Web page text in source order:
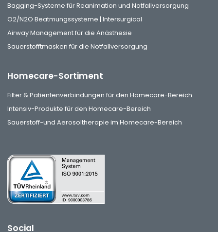
Bagging-Systeme für Reanimation und Notfallversorgung
O2/N2O Beatmungssysteme | Intersurgical
Airway Management für die Anästhesie
Sauerstofftmasken für die Notfallversorgung
Homecare-Sortiment
Filter & Patientenverbindungen für den Homecare-Bereich
Intensiv-Produkte für den Homecare-Bereich
Sauerstoff-und Aerosoltherapie im Homecare-Bereich
Social